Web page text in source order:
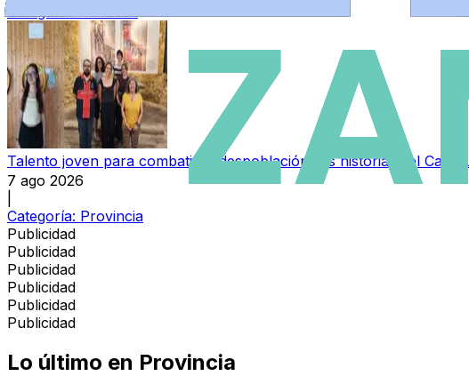
Categoría:Sucesos
Talento joven para combatir la despoblación: las historias del
7 ago 2026
Categoría: Provincia
Publicidad
Publicidad
Publicidad
Publicidad
Publicidad
Publicidad
Lo último en Provincia